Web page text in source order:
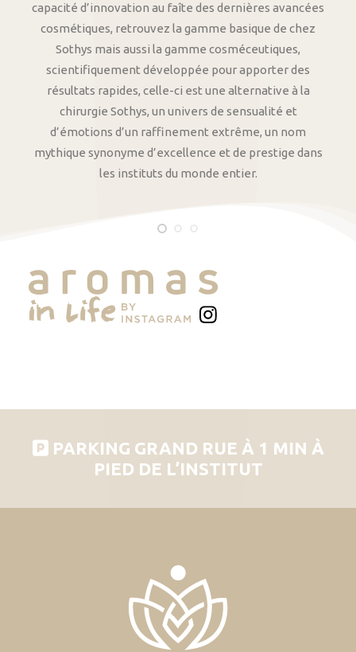
capacité d’innovation au faîte des dernières avancées
cosmétiques, retrouvez la gamme basique de chez
Sothys mais aussi la gamme cosméceutiques,
scientifiquement développée pour apporter des
résultats rapides, celle-ci est une alternative à la
chirurgie Sothys, un univers de sensualité et
d’émotions d’un raffinement extrême, un nom
mythique synonyme d’excellence et de prestige dans
les instituts du monde entier.
PARKING GRAND RUE À 1 MIN À
PIED DE L’INSTITUT